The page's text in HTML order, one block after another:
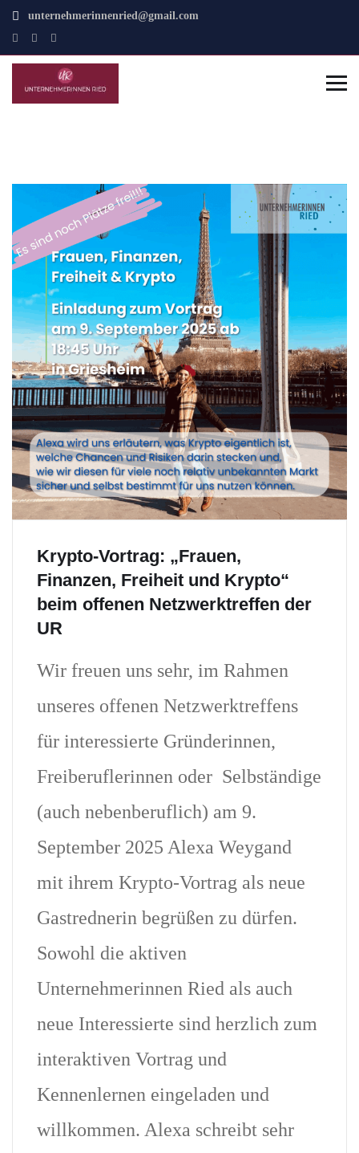
unternehmerinnenried@gmail.com
Krypto-Vortrag: „Frauen,
Finanzen, Freiheit und Krypto“
beim offenen Netzwerktreffen der
UR
Wir freuen uns sehr, im Rahmen
unseres offenen Netzwerktreffens
für interessierte Gründerinnen,
Freiberuflerinnen oder Selbständige
(auch nebenberuflich) am 9.
September 2025 Alexa Weygand
mit ihrem Krypto-Vortrag als neue
Gastrednerin begrüßen zu dürfen.
Sowohl die aktiven
Unternehmerinnen Ried als auch
neue Interessierte sind herzlich zum
interaktiven Vortrag und
Kennenlernen eingeladen und
willkommen. Alexa schreibt sehr